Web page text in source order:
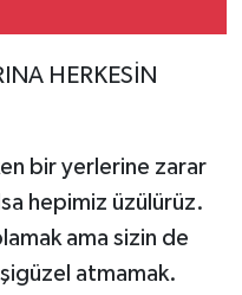
HERKESİN
bir yerlerine zarar
hepimiz üzülürüz.
ama sizin de
atmamak.